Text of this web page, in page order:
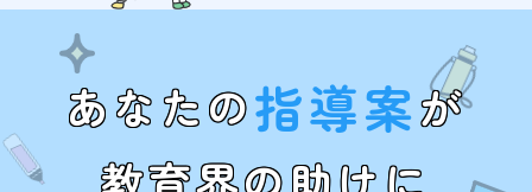
あなたの指導案が